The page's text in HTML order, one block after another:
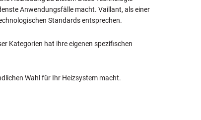
Anwendungsfälle macht. Vaillant, als einer
Standards entsprechen.
Kategorien hat ihre eigenen spezifischen
Wahl für Ihr Heizsystem macht.